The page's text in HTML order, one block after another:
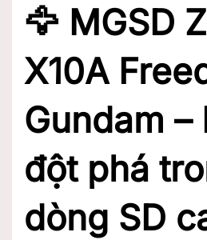
🦅 MGSD
X10A
Gundam –
đột phá
dòng SD